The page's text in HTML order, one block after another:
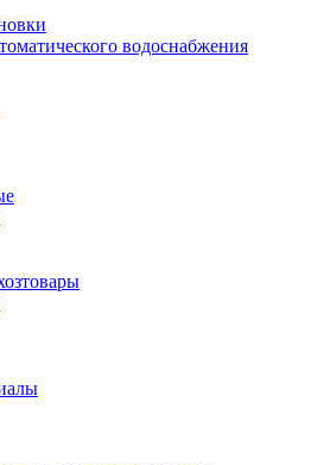
водоснабжения